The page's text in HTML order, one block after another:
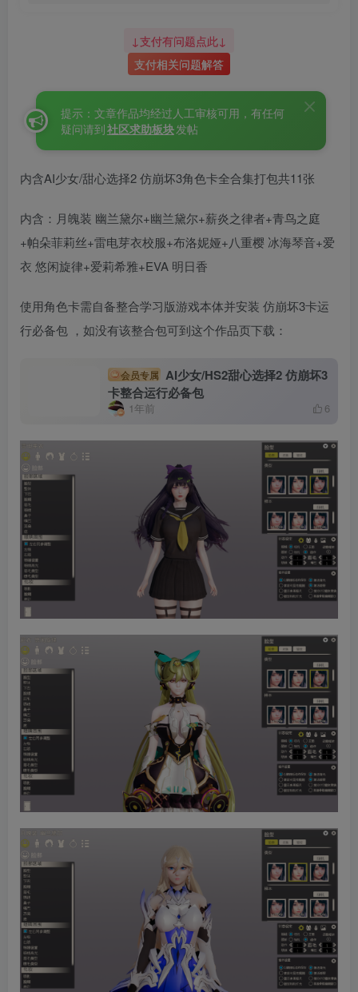
↓支付有问题点此↓
支付相关问题解答
提示：文章作品均经过人工审核可用，有任何
疑问请到社区求助板块发帖
内含AI少女/甜心选择2 仿崩坏3角色卡全合集打包共11张
内含：月魄装 幽兰黛尔+幽兰黛尔+薪炎之律者+青鸟之庭
+帕朵菲莉丝+雷电芽衣校服+布洛妮娅+八重樱 冰海琴音+爱
衣 悠闲旋律+爱莉希雅+EVA 明日香
使用角色卡需自备整合学习版游戏本体并安装 仿崩坏3卡运
行必备包 ，如没有该整合包可到这个作品页下载：
会员专属 AI少女/HS2甜心选择2 仿崩坏3
卡整合运行必备包
1年前 6